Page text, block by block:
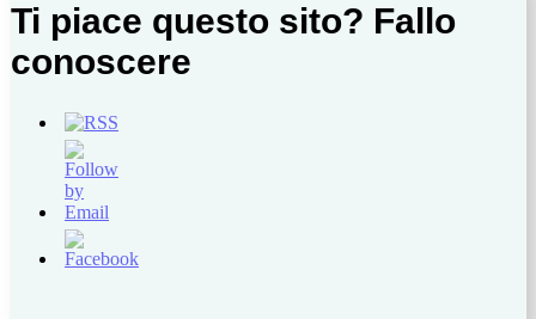
Ti piace questo sito? Fallo
conoscere